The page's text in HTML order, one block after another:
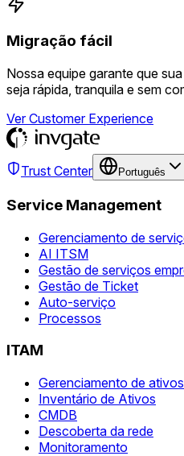
Migração fácil
Nossa equipe garante que
seja rápida, tranquila e sem
Ver Customer Experience
Trust Center Português
Service Management
Gerenciamento de
AI ITSM
Gestão de serviços
Gestão de Ticket
Auto-serviço
Processos
ITAM
Gerenciamento de
Inventário de Ativos
CMDB
Descoberta da rede
Monitoramento